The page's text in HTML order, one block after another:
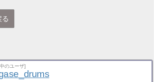
のユーザ]